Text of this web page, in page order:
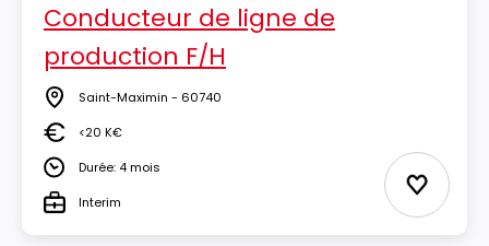
Conducteur de ligne de
production F/H
Lieu Saint-Maximin - 60740
Salaire<20 K€
DuréeDurée: 4 mois
TypeInterim Ajouter